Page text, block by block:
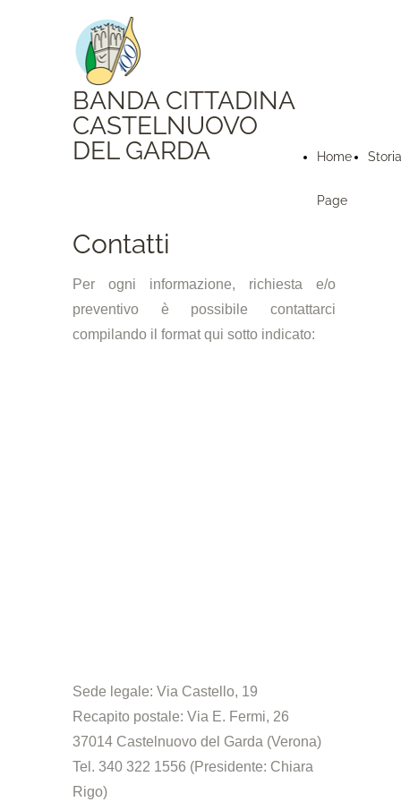
Home
Page
Storia
BANDA CITTADINA
CASTELNUOVO
DEL GARDA
Contatti
Per ogni informazione, richiesta e/o
preventivo è possibile contattarci
compilando il format qui sotto indicato:
Sede legale: Via Castello, 19
Recapito postale: Via E. Fermi, 26
37014 Castelnuovo del Garda (Verona)
Tel. 340 322 1556 (Presidente: Chiara
Rigo)